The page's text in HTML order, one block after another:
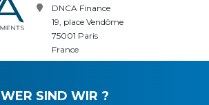
DNCA Finance
19, place Vendôme
75001 Paris
France
WER SIND WIR ?